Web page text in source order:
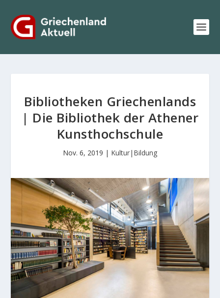
Bibliotheken Griechenlands
| Die Bibliothek der Athener
Kunsthochschule
Nov. 6, 2019 | Kultur|Bildung